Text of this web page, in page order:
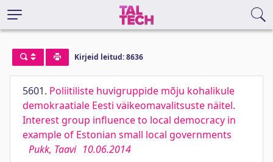
Kirjeid leitud: 8636
5601. Poliitiliste huvigruppide mõju kohalikule
demokraatiale Eesti väikeomavalitsuste näitel.
Interest group influence to local democracy in
example of Estonian small local governments
Pukk, Taavi 10.06.2014